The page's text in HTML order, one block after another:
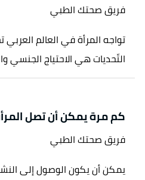
فريق صحتك الطبي
تواجه المرأة في العالم
التّحديات هي الاحتياج الجنسي
كم مرة يمكن أن تصل
فريق صحتك الطبي
يمكن أن يكون الوصول إلى